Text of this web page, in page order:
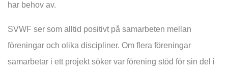
har behov av.
SVWF ser som alltid positivt på samarbeten mellan
föreningar och olika discipliner. Om flera föreningar
samarbetar i ett projekt söker var förening stöd för sin del i